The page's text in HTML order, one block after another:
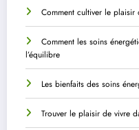
Comment cultiver le plaisir
Comment les soins
l’équilibre
Les bienfaits des soins
Trouver le plaisir de vivre